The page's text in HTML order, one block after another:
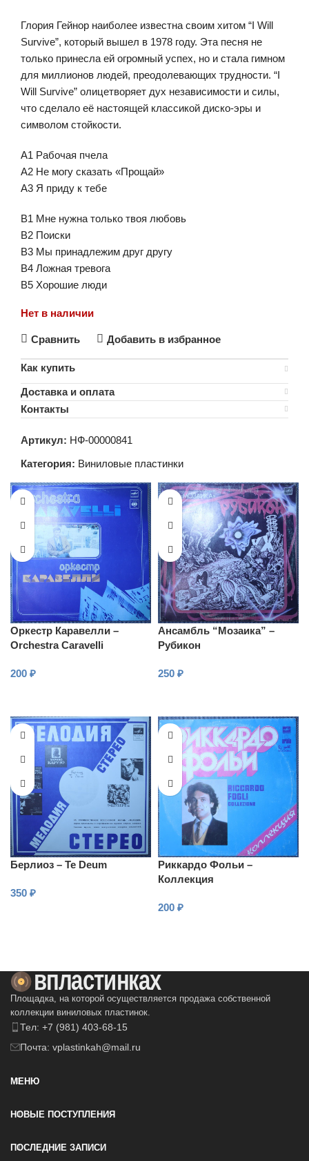
Глория Гейнор наиболее известна своим хитом “I Will
Survive”, который вышел в 1978 году. Эта песня не
только принесла ей огромный успех, но и стала гимном
для миллионов людей, преодолевающих трудности. “I
Will Survive” олицетворяет дух независимости и силы,
что сделало её настоящей классикой диско-эры и
символом стойкости.
А1 Рабочая пчела
А2 Не могу сказать «Прощай»
А3 Я приду к тебе
B1 Мне нужна только твоя любовь
B2 Поиски
B3 Мы принадлежим друг другу
B4 Ложная тревога
B5 Хорошие люди
Нет в наличии
Сравнить Добавить в избранное
Как купить
Доставка и оплата
Контакты
Артикул: НФ-00000841
Категория: Виниловые пластинки
Оркестр Каравелли –
Orchestra Caravelli
200 ₽
Ансамбль “Мозаика” –
Рубикон
250 ₽
Берлиоз – Te Deum
350 ₽
Риккардо Фольи –
Коллекция
200 ₽
Площадка, на которой осуществляется продажа собственной
коллекции виниловых пластинок.
Тел: +7 (981) 403-68-15
Почта: vplastinkah@mail.ru
МЕНЮ
НОВЫЕ ПОСТУПЛЕНИЯ
ПОСЛЕДНИЕ ЗАПИСИ